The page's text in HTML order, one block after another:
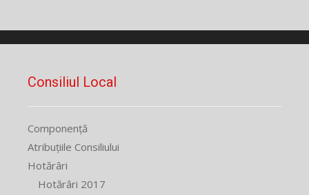
Consiliul Local
Componență
Atribuțiile Consiliului
Hotărâri
Hotărâri 2017